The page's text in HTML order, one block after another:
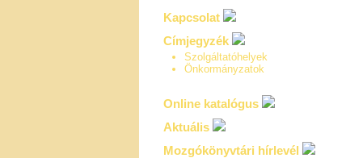
Kapcsolat
Címjegyzék
Szolgáltatóhelyek
Önkormányzatok
Online katalógus
Aktuális
Mozgókönyvtári hírlevél